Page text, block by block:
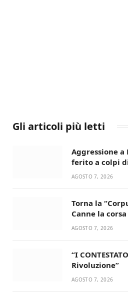
Gli articoli più letti
Aggressione a
ferito a colpi
AGOSTO 7, 2026
Torna la
Canne la
dell’estate!
AGOSTO 7, 2026
“I
Rivoluzione”
AGOSTO 7, 2026